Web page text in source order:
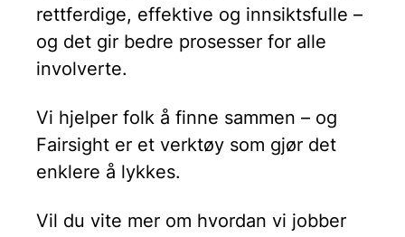
rettferdige, effektive og innsiktsfulle –
og det gir bedre prosesser for alle
involverte.
Vi hjelper folk å finne sammen – og
Fairsight er et verktøy som gjør det
enklere å lykkes.
Vil du vite mer om hvordan vi jobber